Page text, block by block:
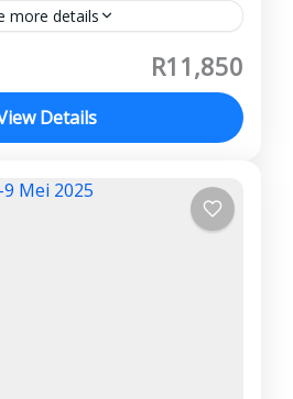
more details
persoon wat deel Deposito
kan gedoen word Geen
gehef ATKV Eiland,
Panorama Roete...
,Panorama Roete
R11,850
Details